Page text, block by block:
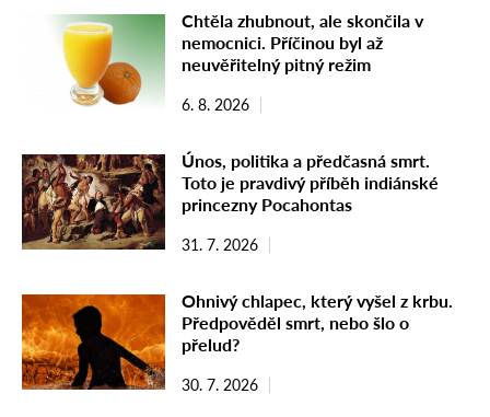
Chtěla zhubnout, ale skončila v
nemocnici. Příčinou byl až
neuvěřitelný pitný režim
6. 8. 2026
Únos, politika a předčasná smrt.
Toto je pravdivý příběh indiánské
princezny Pocahontas
31. 7. 2026
Ohnivý chlapec, který vyšel z krbu.
Předpověděl smrt, nebo šlo o
přelud?
30. 7. 2026